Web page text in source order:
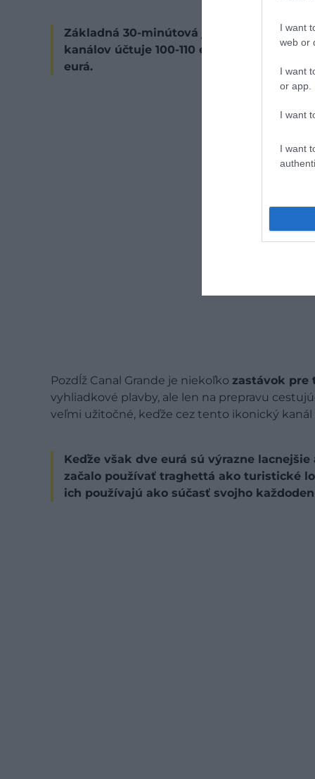
I want
web or
I want
or app.
I want
I want
Základná 30-minútová jazda gondolou
kanálov účtuje 100-110 eur. Naopak,
eurá.
Pozdĺž Canal Grande je niekoľko zastávok pre
vyhliadkové plavby, ale len na prepravu
veľmi užitočné, keďže cez tento ikonický
Keďže však dve eurá sú výrazne
začalo používať traghettá ako turistické
ich používajú ako súčasť svojho